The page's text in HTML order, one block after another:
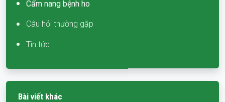
Cẩm nang bệnh ho
Câu hỏi thường gặp
Tin tức
Bài viết khác